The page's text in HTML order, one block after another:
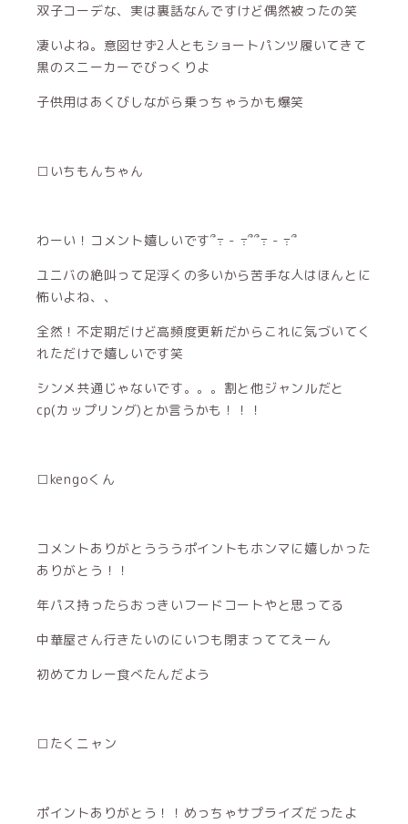
双子コーデな、実は裏話なんですけど偶然被ったの笑
凄いよね。意図せず2人ともショートパンツ履いてきて
黒のスニーカーでびっくりよ
子供用はあくびしながら乗っちゃうかも爆笑
□いちもんちゃん
わーい！コメント嬉しいです՞߹ - ߹՞՞߹ - ߹՞
ユニバの絶叫って足浮くの多いから苦手な人はほんとに
怖いよね、、
全然！不定期だけど高頻度更新だからこれに気づいてく
れただけで嬉しいです笑
シンメ共通じゃないです。。。割と他ジャンルだと
cp(カップリング)とか言うかも！！！
□kengoくん
コメントありがとうううポイントもホンマに嬉しかった
ありがとう！！
年パス持ったらおっきいフードコートやと思ってる
中華屋さん行きたいのにいつも閉まっててえーん
初めてカレー食べたんだよう
□たくニャン
ポイントありがとう！！めっちゃサプライズだったよ